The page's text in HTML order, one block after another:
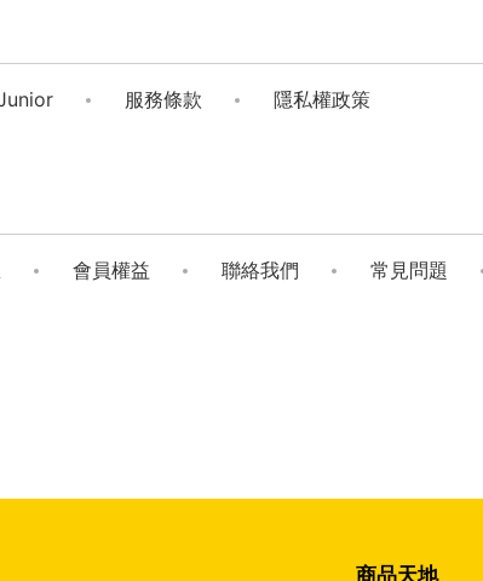
服務條款 隱私權政策
會員權益 聯絡我們 常見問題
商品天地